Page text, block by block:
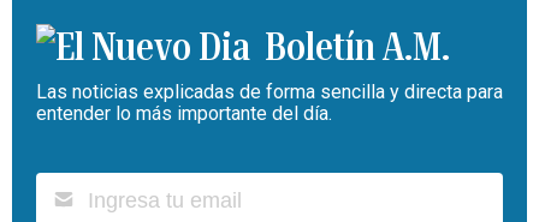
Boletín A.M.
Las noticias explicadas de forma sencilla y directa para
entender lo más importante del día.